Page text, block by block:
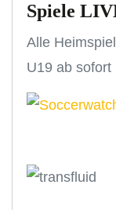
Spiele
Alle
U19 ab